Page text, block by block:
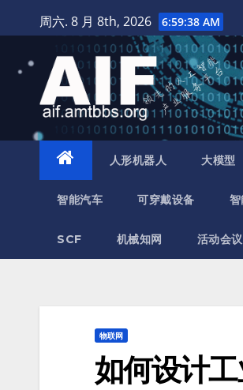
至
周六. 8 月 8th, 2026 6:59:39 AM
人形机器人 大模型
智能汽车 可穿戴设备
SCF 机械知网 活动会议
物联网
如何设计